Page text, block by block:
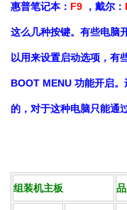
惠普笔记本： F9 ，戴尔：
这么几种按键。有些电脑
以用来设置启动选项，有
BOOT MENU 功能开启
的，对于这种电脑只能通
组装机主板